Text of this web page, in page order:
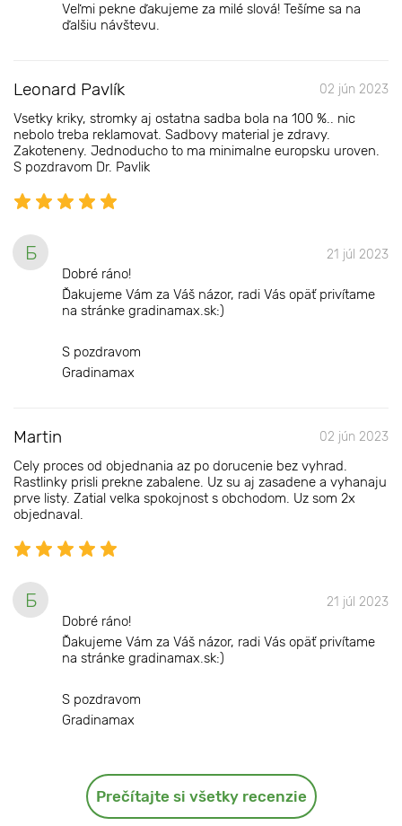
Veľmi pekne ďakujeme za milé slová! Tešíme sa na
ďalšiu návštevu.
Leonard Pavlík 02 jún 2023
Vsetky kriky, stromky aj ostatna sadba bola na 100 %.. nic
nebolo treba reklamovat. Sadbovy material je zdravy.
Zakoteneny. Jednoducho to ma minimalne europsku uroven.
S pozdravom Dr. Pavlik
Б 21 júl 2023
Dobré ráno!
Ďakujeme Vám za Váš názor, radi Vás opäť privítame
na stránke gradinamax.sk:)
S pozdravom
Gradinamax
Martin 02 jún 2023
Cely proces od objednania az po dorucenie bez vyhrad.
Rastlinky prisli prekne zabalene. Uz su aj zasadene a vyhanaju
prve listy. Zatial velka spokojnost s obchodom. Uz som 2x
objednaval.
Б 21 júl 2023
Dobré ráno!
Ďakujeme Vám za Váš názor, radi Vás opäť privítame
na stránke gradinamax.sk:)
S pozdravom
Gradinamax
Prečítajte si všetky recenzie